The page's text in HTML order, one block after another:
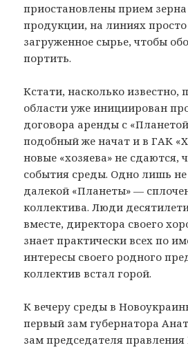
приостановлены прием
продукции, на линиях
загруженное сырье, чтобы
портить.
Кстати, насколько известно,
области уже инициирован
договора аренды с
подобный же начат и в ГАК
новые «хозяева» не сдаются,
события среды. Одно лишь
далекой «Планеты» —
коллектива. Люди
вместе, директора своего
знает практически всех по
интересы своего родного
коллектив встал горой.
К вечеру среды в
первый зам губернатора
зам председателя